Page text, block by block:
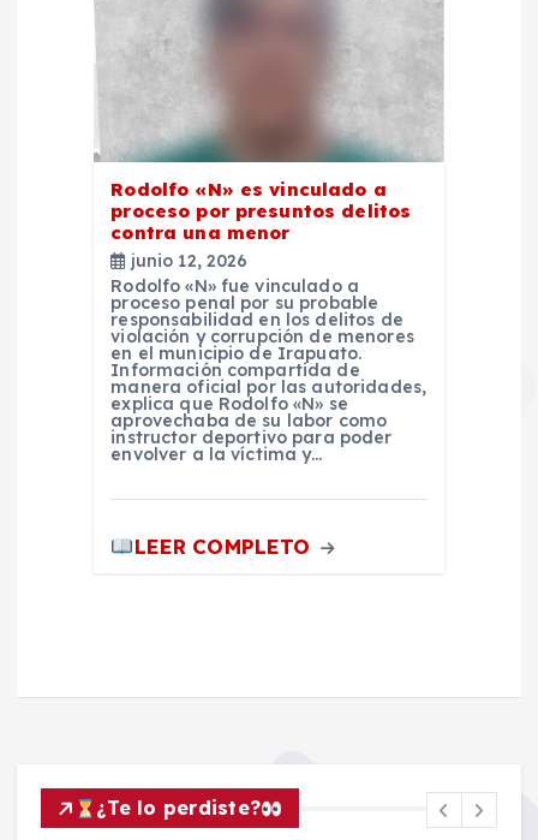
Rodolfo «N» es vinculado a
proceso por presuntos delitos
contra una menor
junio 12, 2026
Rodolfo «N» fue vinculado a
proceso penal por su probable
responsabilidad en los delitos de
violación y corrupción de menores
en el municipio de Irapuato.
Información compartida de
manera oficial por las autoridades,
explica que Rodolfo «N» se
aprovechaba de su labor como
instructor deportivo para poder
envolver a la víctima y…
LEER COMPLETO
¿Te lo perdiste?